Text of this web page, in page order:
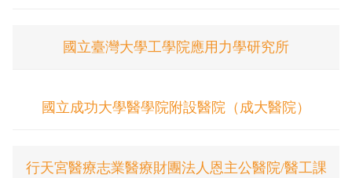
國立臺灣大學工學院應用力學研究所
國立成功大學醫學院附設醫院（成大醫院）
行天宮醫療志業醫療財團法人恩主公醫院/醫工課